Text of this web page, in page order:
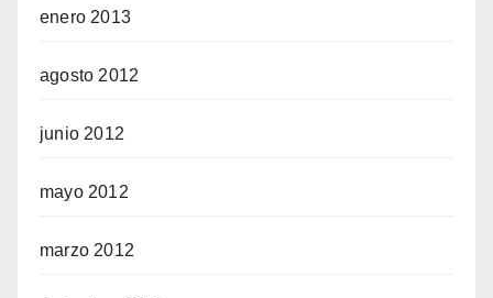
enero 2013
agosto 2012
junio 2012
mayo 2012
marzo 2012